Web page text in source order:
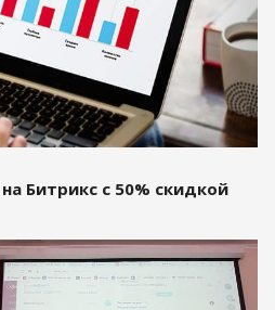
Битрикс с 50% скидкой